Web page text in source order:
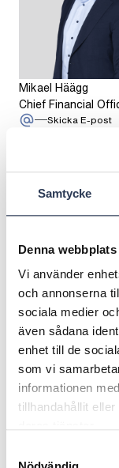
Samtycke
Denna
Vi använder
och annonserna
sociala medier
även sådana
enhet till de
som vi
informationen
tillhandahållit
Mikael Häägg
Chief Financial
Skicka E-post:
Jenny Nilzén
Chief People
Skicka E-post:
+46 722430602
Sverige